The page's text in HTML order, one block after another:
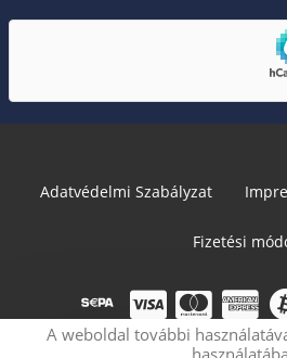
Adatvédelmi Szabályzat
Fizetési
A weboldal további
használatába.